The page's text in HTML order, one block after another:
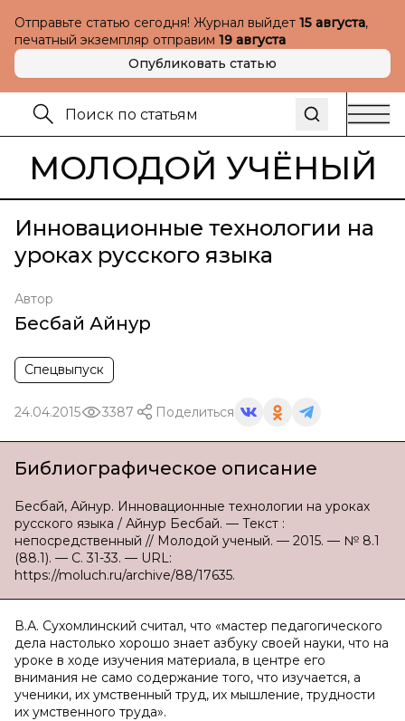
Отправьте статью сегодня! Журнал выйдет 15 августа,
печатный экземпляр отправим 19 августа
Опубликовать статью
МОЛОДОЙ УЧЁНЫЙ
Инновационные технологии на
уроках русского языка
Автор
Бесбай Айнур
Спецвыпуск
24.04.2015 3387 Поделиться
Библиографическое описание
Бесбай, Айнур. Инновационные технологии на уроках
русского языка / Айнур Бесбай. — Текст :
непосредственный // Молодой ученый. — 2015. — № 8.1
(88.1). — С. 31-33. — URL:
https://moluch.ru/archive/88/17635.
В.А. Сухомлинский считал, что «мастер педагогического
дела настолько хорошо знает азбуку своей науки, что на
уроке в ходе изучения материала, в центре его
внимания не само содержание того, что изучается, а
ученики, их умственный труд, их мышление, трудности
их умственного труда».